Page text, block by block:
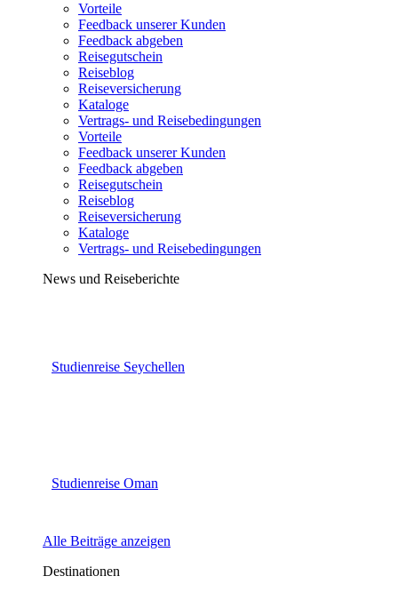
Vorteile
Feedback unserer Kunden
Feedback abgeben
Reisegutschein
Reiseblog
Reiseversicherung
Kataloge
Vertrags- und Reisebedingungen
Vorteile
Feedback unserer Kunden
Feedback abgeben
Reisegutschein
Reiseblog
Reiseversicherung
Kataloge
Vertrags- und Reisebedingungen
News und Reiseberichte
Studienreise Seychellen
Studienreise Oman
Alle Beiträge anzeigen
Destinationen